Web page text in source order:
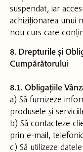
suspendat, iar
achiziționarea unui
nou curs care
8. Drepturile și
Cumpărătorului
8.1. Obligațiile
a) Să furnizeze
produsele și
b) Să contacteze
prin e-mail,
c) Să utilizeze